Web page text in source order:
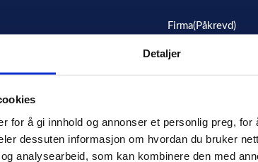
Detaljer
for å gi innhold og annonser et personlig preg,
dessuten informasjon om hvordan du bruker
analysearbeid, som kan kombinere den med
Firma(Påkrevd)